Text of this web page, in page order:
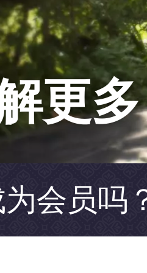
更多
会员吗